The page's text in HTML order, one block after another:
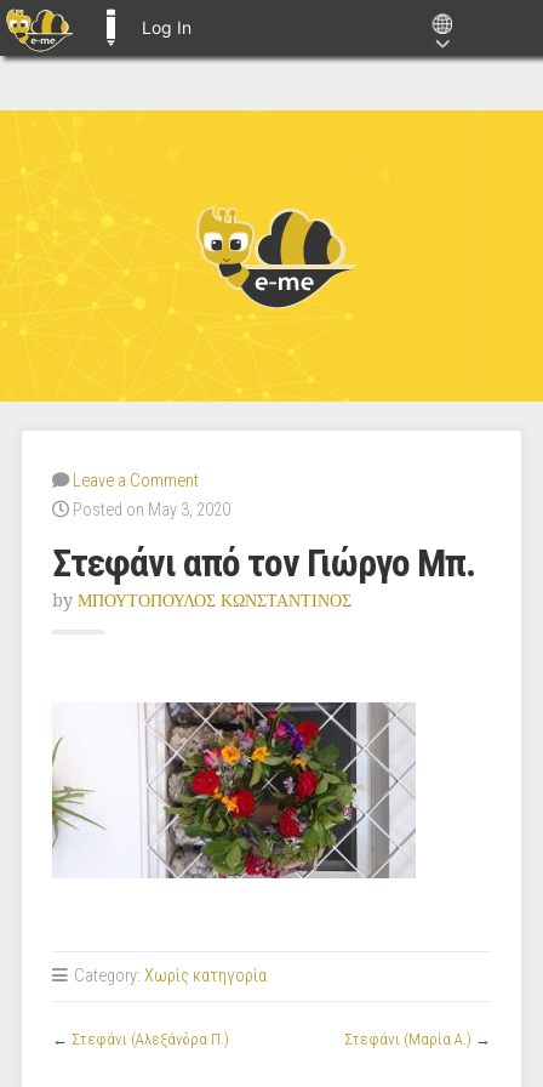
Log In
Leave a Comment
Posted on May 3, 2020
Στεφάνι από τον Γιώργο Μπ.
by ΜΠΟΥΤΟΠΟΥΛΟΣ ΚΩΝΣΤΑΝΤΙΝΟΣ
Category: Χωρίς κατηγορία
← Στεφάνι (Αλεξάνδρα Π.) Στεφάνι (Μαρία Α.) →